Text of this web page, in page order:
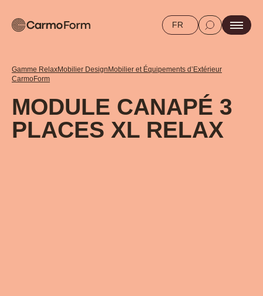
FR
Gamme RelaxMobilier Design Mobilier et Équipements d’Extérieur
CarmoForm
MODULE CANAPÉ 3
PLACES XL RELAX